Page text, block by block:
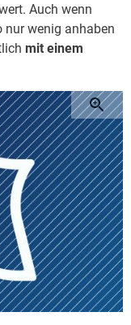
Auch wenn
nur wenig anhaben
mit einem